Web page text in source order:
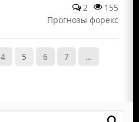
155
2
Прогнозы форекс
4 5 6 7
…